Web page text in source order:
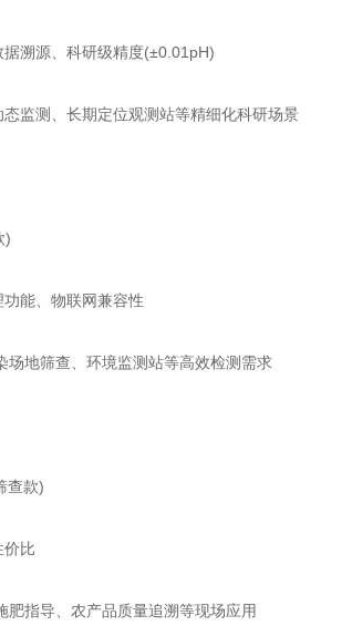
溯源、科研级精度(±0.01pH)
测、长期定位观测站等精细化科研场景
)
能、物联网兼容性
地筛查、环境监测站等高效检测需求
查款)
比
指导、农产品质量追溯等现场应用